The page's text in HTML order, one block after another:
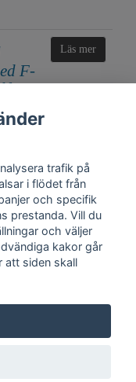
F-
Läs mer
Om oss English
trafik på
i flödet från
och specifik
prestanda. Vill du
och väljer
kakor går
att siden skall